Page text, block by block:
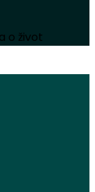
o život